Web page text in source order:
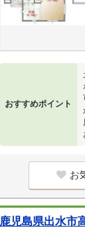
おすすめポイント
お
鹿児島県出水市